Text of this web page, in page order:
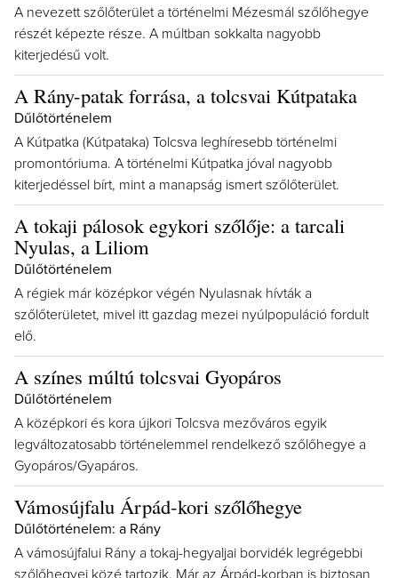
A nevezett szőlőterület a történelmi Mézesmál szőlőhegye
részét képezte része. A múltban sokkalta nagyobb
kiterjedésű volt.
A Rány-patak forrása, a tolcsvai Kútpataka
Dűlőtörténelem
A Kútpatka (Kútpataka) Tolcsva leghíresebb történelmi
promontóriuma. A történelmi Kútpatka jóval nagyobb
kiterjedéssel bírt, mint a manapság ismert szőlőterület.
A tokaji pálosok egykori szőlője: a tarcali
Nyulas, a Liliom
Dűlőtörténelem
A régiek már középkor végén Nyulasnak hívták a
szőlőterületet, mivel itt gazdag mezei nyúlpopuláció fordult
elő.
A színes múltú tolcsvai Gyopáros
Dűlőtörténelem
A középkori és kora újkori Tolcsva mezőváros egyik
legváltozatosabb történelemmel rendelkező szőlőhegye a
Gyopáros/Gyapáros.
Vámosújfalu Árpád-kori szőlőhegye
Dűlőtörténelem: a Rány
A vámosújfalui Rány a tokaj-hegyaljai borvidék legrégebbi
szőlőhegyei közé tartozik. Már az Árpád-korban is biztosan